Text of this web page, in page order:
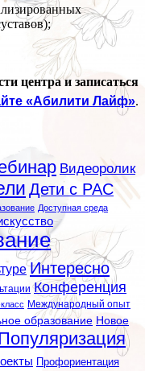
центра и записаться
«Абилити Лайф».
Видеоролик
Дети с РАС
Доступная среда
Интересно
Конференция
Международный опыт
образование Новое
Профориентация